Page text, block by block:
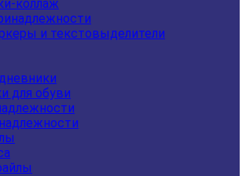
коллаж
и текстовыделители
для обуви